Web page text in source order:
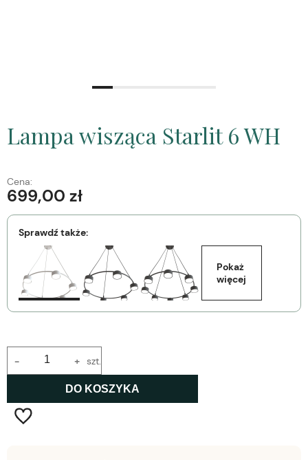
Lampa wisząca Starlit 6 WH
Cena:
699,00 zł
Sprawdź także:
Pokaż
więcej
+
- szt.
DO KOSZYKA